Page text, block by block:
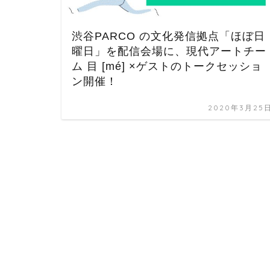
渋谷PARCO の文化発信拠点「ほぼ日
曜日」を配信会場に、現代アートチー
ム 目 [mé] ×ゲストのトークセッショ
ン開催！
2020年3月25